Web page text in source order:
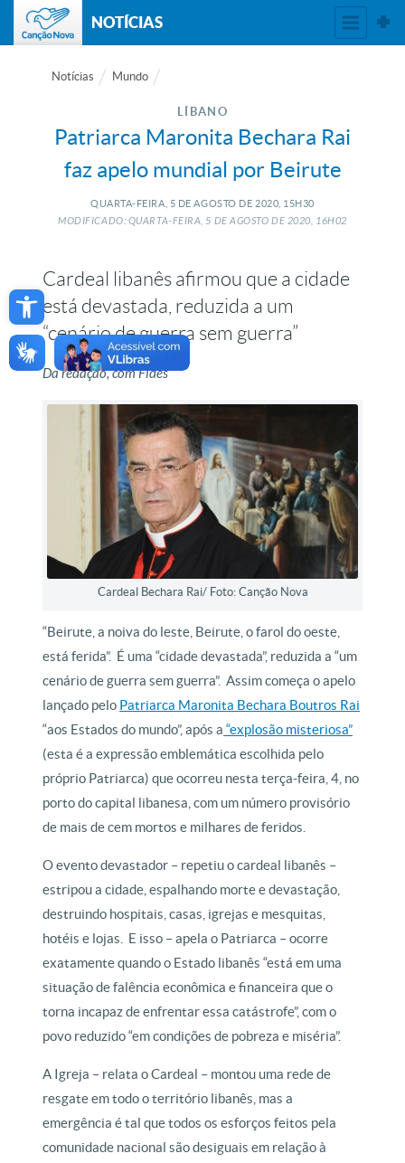
Open toolbar
NOTÍCIAS
Notícias Mundo
LÍBANO
Patriarca Maronita Bechara Rai
faz apelo mundial por Beirute
QUARTA-FEIRA, 5 DE AGOSTO DE 2020, 15H30
MODIFICADO: QUARTA-FEIRA, 5 DEAGOSTO DE 2020, 16H02
Cardeal libanês afirmou que a cidade
está devastada, reduzida a um
“cenário de guerra sem guerra”
Da redação, com Fides
Cardeal Bechara Rai/ Foto: Canção Nova
“Beirute, a noiva do leste, Beirute, o farol do oeste,
está ferida”. É uma “cidade devastada”, reduzida a “um
cenário de guerra sem guerra”. Assim começa o apelo
lançado pelo Patriarca Maronita Bechara Boutros Rai
“aos Estados do mundo”, após a “explosão misteriosa”
(esta é a expressão emblemática escolhida pelo
próprio Patriarca) que ocorreu nesta terça-feira, 4, no
porto do capital libanesa, com um número provisório
de mais de cem mortos e milhares de feridos.
O evento devastador – repetiu o cardeal libanês –
estripou a cidade, espalhando morte e devastação,
destruindo hospitais, casas, igrejas e mesquitas,
hotéis e lojas.
E isso – apela o Patriarca – ocorre
exatamente quando o Estado libanês “está em uma
situação de falência econômica e financeira que o
torna incapaz de enfrentar essa catástrofe”, com o
povo reduzido “em condições de pobreza e miséria”.
A Igreja – relata o Cardeal – montou uma rede de
resgate em todo o território libanês, mas a
emergência é tal que todos os esforços feitos pela
comunidade nacional são desiguais em relação à